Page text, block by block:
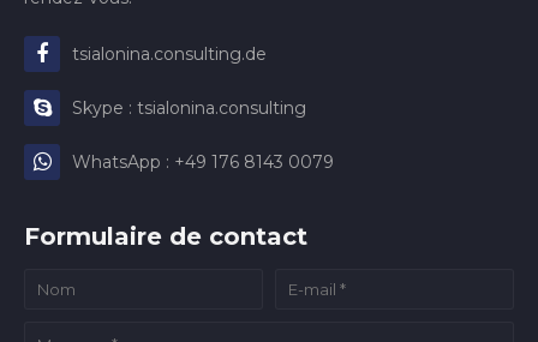
tsialonina.consulting.de
Skype : tsialonina.consulting
WhatsApp : +49 176 8143 0079
Formulaire de contact